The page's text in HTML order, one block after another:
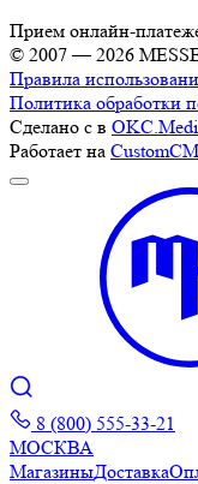
Прием онлайн-
© 2007 — 2026
Правила
Политика обработки
Сделано с в
Работает на
8 (800) 555-33-21
МОСКВА
МагазиныДоставка